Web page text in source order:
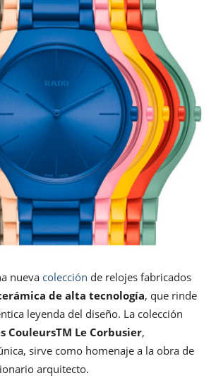
nueva colección de relojes fabricados
de alta tecnología, que rinde
leyenda del diseño. La colección
CouleursTM Le Corbusier,
sirve como homenaje a la obra de
arquitecto.